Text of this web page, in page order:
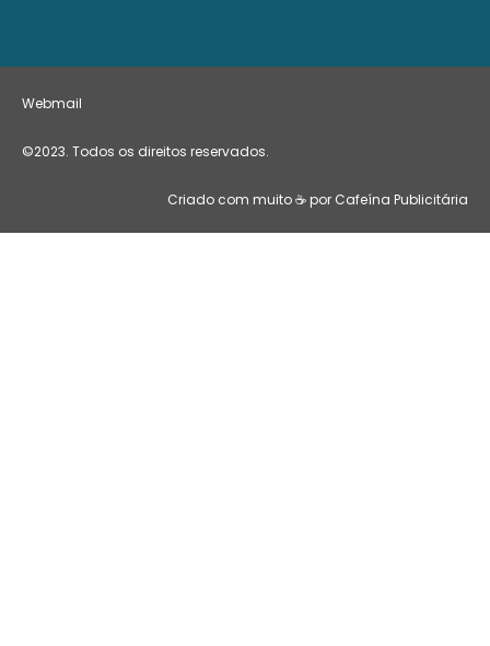
Webmail
©2023. Todos os direitos reservados.
Criado com muito ☕ por Cafeína Publicitária